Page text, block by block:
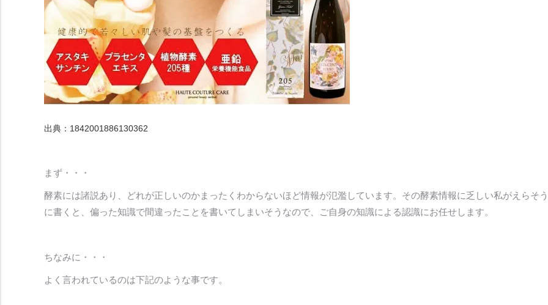
出典： 1842001886130362
まず・・・
酵素には諸説あり、どれが正しいのかまったくわからないほど情報が氾濫しています。その酵素情報に乏しい私がえらそう
に書くと、偏った知識で間違ったことを書いてしまいそうなので、ご自身の知識による認識にお任せします。
ちなみに・・・
よく言われているのは下記のような事です。